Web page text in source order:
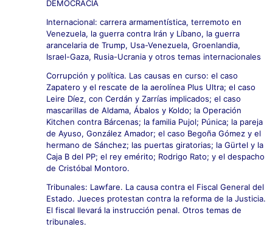
r
:
DEMOCRACIA
Internacional: carrera armamentística, terremoto en
Venezuela, la guerra contra Irán y Líbano, la guerra
arancelaria de Trump, Usa-Venezuela, Groenlandia,
Israel-Gaza, Rusia-Ucrania y otros temas internacionales
Corrupción y política. Las causas en curso: el caso
Zapatero y el rescate de la aerolínea Plus Ultra; el caso
Leire Díez, con Cerdán y Zarrías implicados; el caso
mascarillas de Aldama, Ábalos y Koldo; la Operación
Kitchen contra Bárcenas; la familia Pujol; Púnica; la pareja
de Ayuso, González Amador; el caso Begoña Gómez y el
hermano de Sánchez; las puertas giratorias; la Gürtel y la
Caja B del PP; el rey emérito; Rodrigo Rato; y el despacho
de Cristóbal Montoro.
Tribunales: Lawfare. La causa contra el Fiscal General del
Estado. Jueces protestan contra la reforma de la Justicia.
El fiscal llevará la instrucción penal. Otros temas de
tribunales.